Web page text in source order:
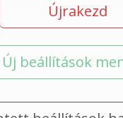
Újrakezd
Új beállítások